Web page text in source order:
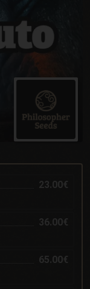
23.00€
36.00€
65.00€